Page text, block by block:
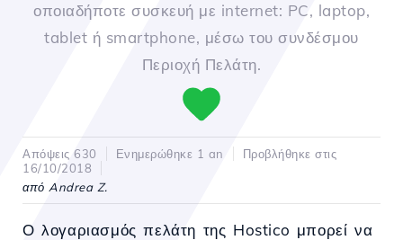
οποιαδήποτε συσκευή με internet: PC, laptop,
tablet ή smartphone, μέσω του συνδέσμου
Περιοχή Πελάτη.
Απόψεις 630 Ενημερώθηκε 1 an
Προβλήθηκε στις
16/10/2018
από Andrea Z.
Ο λογαριασμός πελάτη της Hostico μπορεί να